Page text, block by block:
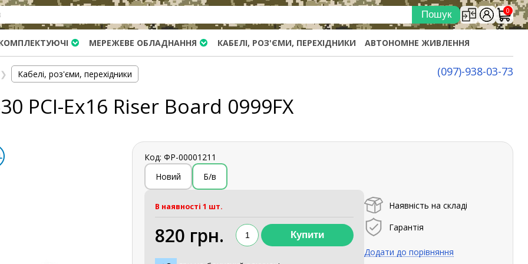
0
МЕРЕЖЕВЕ ОБЛАДНАННЯ КАБЕЛІ, РОЗ'ЄМИ, ПЕРЕХІДНИКИ АВТОНОМНЕ ЖИВЛЕННЯ
(097)-938-03-73
❯ Кабелі, роз'єми, перехідники
PCI-Ex16 Riser Board 0999FX
Код: ФР-00001211
Новий
Б/в
В наявності 1 шт.
820 грн.
Наявність на складі
Гарантія
Додати до порівняння